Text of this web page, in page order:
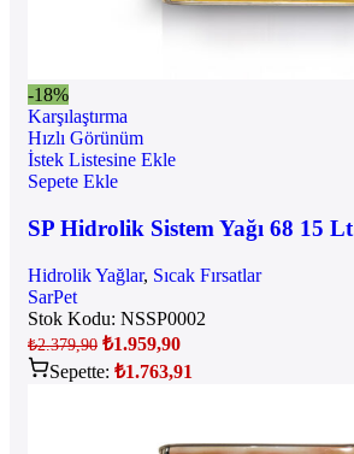
-18%
Karşılaştırma
Hızlı Görünüm
İstek Listesine Ekle
Sepete Ekle
SP Hidrolik Sistem Yağı 68 15 Lt
Hidrolik Yağlar, Sıcak Fırsatlar
SarPet
Stok Kodu: NSSP0002
₺2.379,90 ₺1.959,90
Sepette: ₺1.763,91